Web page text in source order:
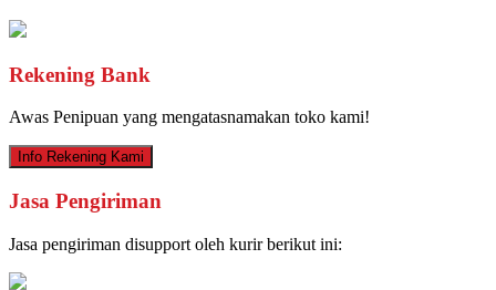
Rekening Bank
Awas Penipuan yang mengatasnamakan toko kami!
Info Rekening Kami
Jasa Pengiriman
Jasa pengiriman disupport oleh kurir berikut ini: